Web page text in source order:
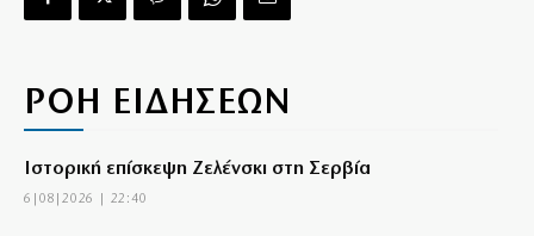
ΡΟΗ ΕΙΔΗΣΕΩΝ
Ιστορική επίσκεψη Ζελένσκι στη Σερβία
6|08|2026 | 22:40